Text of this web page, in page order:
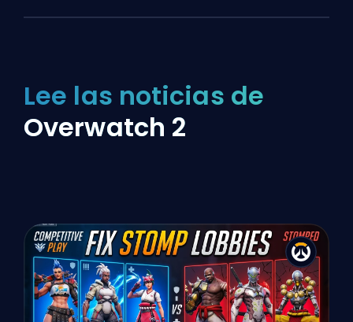
Lee las noticias de
Overwatch 2